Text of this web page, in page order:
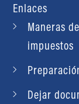
Enlaces
Maneras
impuestos
Dejar